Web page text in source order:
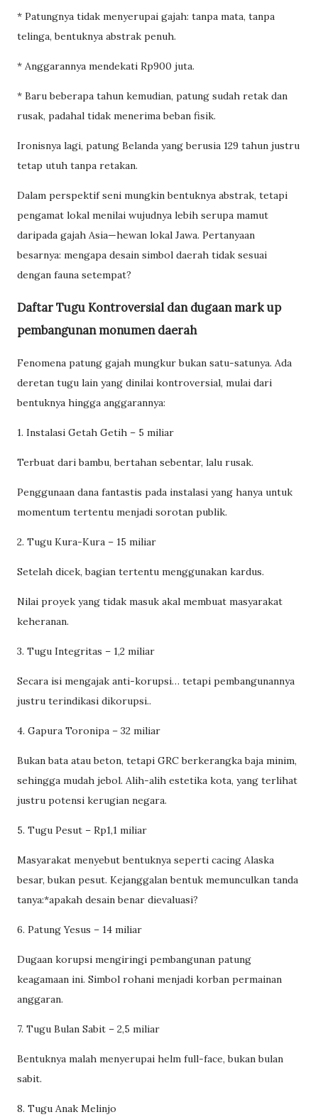
* Patungnya tidak menyerupai gajah: tanpa mata, tanpa
telinga, bentuknya abstrak penuh.
* Anggarannya mendekati Rp900 juta.
* Baru beberapa tahun kemudian, patung sudah retak dan
rusak, padahal tidak menerima beban fisik.
Ironisnya lagi, patung Belanda yang berusia 129 tahun justru
tetap utuh tanpa retakan.
Dalam perspektif seni mungkin bentuknya abstrak, tetapi
pengamat lokal menilai wujudnya lebih serupa mamut
daripada gajah Asia—hewan lokal Jawa. Pertanyaan
besarnya: mengapa desain simbol daerah tidak sesuai
dengan fauna setempat?
Daftar Tugu Kontroversial dan dugaan mark up
pembangunan monumen daerah
Fenomena patung gajah mungkur bukan satu-satunya. Ada
deretan tugu lain yang dinilai kontroversial, mulai dari
bentuknya hingga anggarannya:
1. Instalasi Getah Getih – 5 miliar
Terbuat dari bambu, bertahan sebentar, lalu rusak.
Penggunaan dana fantastis pada instalasi yang hanya untuk
momentum tertentu menjadi sorotan publik.
2. Tugu Kura-Kura – 15 miliar
Setelah dicek, bagian tertentu menggunakan kardus.
Nilai proyek yang tidak masuk akal membuat masyarakat
keheranan.
3. Tugu Integritas – 1,2 miliar
Secara isi mengajak anti-korupsi… tetapi pembangunannya
justru terindikasi dikorupsi..
4. Gapura Toronipa – 32 miliar
Bukan bata atau beton, tetapi GRC berkerangka baja minim,
sehingga mudah jebol. Alih-alih estetika kota, yang terlihat
justru potensi kerugian negara.
5. Tugu Pesut – Rp1,1 miliar
Masyarakat menyebut bentuknya seperti cacing Alaska
besar, bukan pesut. Kejanggalan bentuk memunculkan tanda
tanya:*apakah desain benar dievaluasi?
6. Patung Yesus – 14 miliar
Dugaan korupsi mengiringi pembangunan patung
keagamaan ini. Simbol rohani menjadi korban permainan
anggaran.
7. Tugu Bulan Sabit – 2,5 miliar
Bentuknya malah menyerupai helm full-face, bukan bulan
sabit.
8. Tugu Anak Melinjo